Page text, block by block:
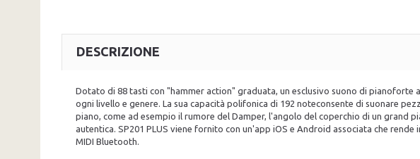
DESCRIZIONE
Dotato di 88 tasti con "hammer action" graduata, un esclusivo suono di
ogni livello e genere. La sua capacità polifonica di 192 noteconsente di suonare
piano, come ad esempio il rumore del Damper, l'angolo del coperchio di un grand
autentica. SP201 PLUS viene fornito con un'app iOS e Android associata che
MIDI Bluetooth.